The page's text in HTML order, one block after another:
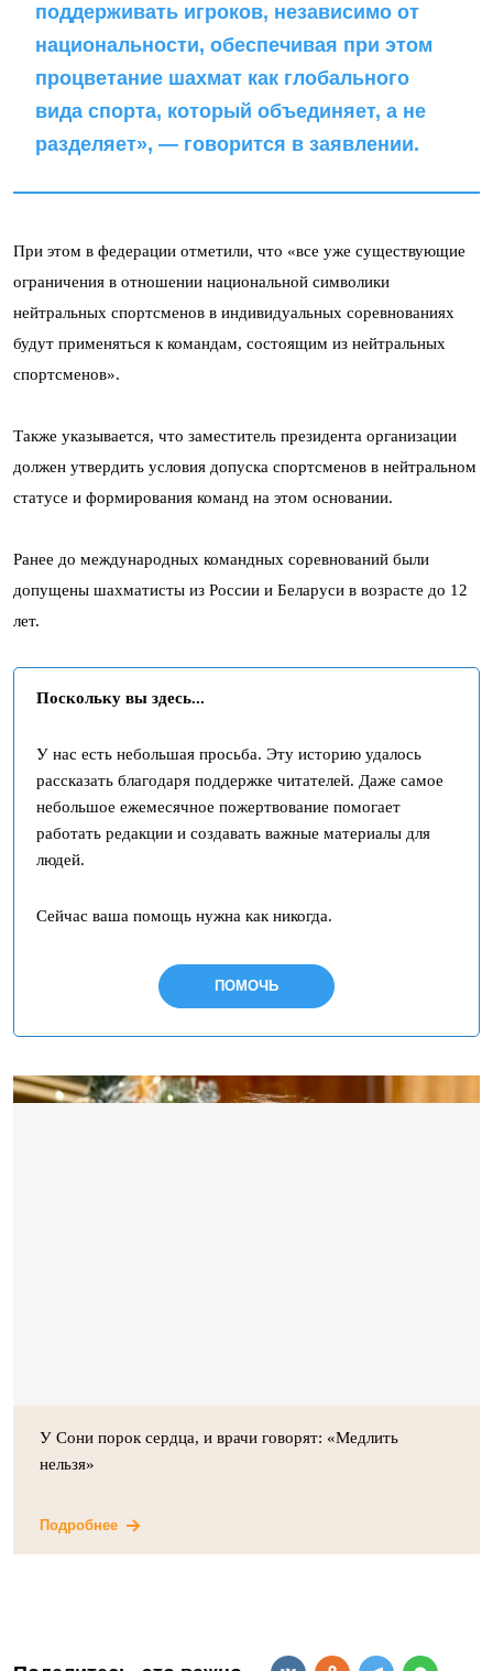
поддерживать игроков, независимо от
национальности, обеспечивая при этом
процветание шахмат как глобального
вида спорта, который объединяет, а не
разделяет», — говорится в заявлении.
При этом в федерации отметили, что «все уже существующие
ограничения в отношении национальной символики
нейтральных спортсменов в индивидуальных соревнованиях
будут применяться к командам, состоящим из нейтральных
спортсменов».
Также указывается, что заместитель президента организации
должен утвердить условия допуска спортсменов в нейтральном
статусе и формирования команд на этом основании.
Ранее до международных командных соревнований были
допущены шахматисты из России и Беларуси в возрасте до 12
лет.
Поскольку вы здесь...
У нас есть небольшая просьба. Эту историю удалось
рассказать благодаря поддержке читателей. Даже самое
небольшое ежемесячное пожертвование помогает
работать редакции и создавать важные материалы для
людей.
Сейчас ваша помощь нужна как никогда.
ПОМОЧЬ
У Сони порок сердца, и врачи говорят: «Медлить
нельзя»
Подробнее